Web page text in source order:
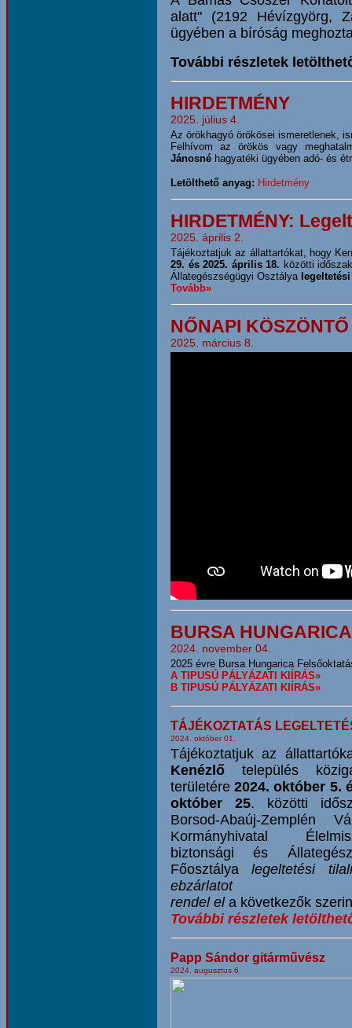
alatt" (2192 Hévízgyörg,
ügyében a bíróság
További részletek
HIRDETMÉNY
2025. július 4.
Az örökhagyó örökösei ismeretlenek,
Felhívom az örökös vagy
Jánosné hagyatéki ügyében adó- és
Letölthető anyag: Hirdetmény
HIRDETMÉNY:
2025. április 2.
Tájékoztatjuk az állattartókat, hogy
29. és 2025. április 18. közötti
Állategészségügyi Osztálya
Tovább»
NŐNAPI KÖSZÖNTŐ
2025. március 8.
BURSA
2024. november 04.
2025 évre Bursa Hungarica
A TIPUSÚ PÁLYÁZATI KIÍRÁS»
B TIPUSÚ PÁLYÁZATI KIÍRÁS»
TÁJÉKOZTATÁS
2024. október 01.
Tájékoztatjuk az
Kenézlőtelepülés
területére 2024. október 5.
október 25. közötti
Borsod-Abaúj-Zemplén
Kormányhivatal
biztonsági és
Főosztályalegeltetési
ebzárlatot
rendel ela következők
További részletek
Papp Sándor gitárművész
2024. augusztus 6